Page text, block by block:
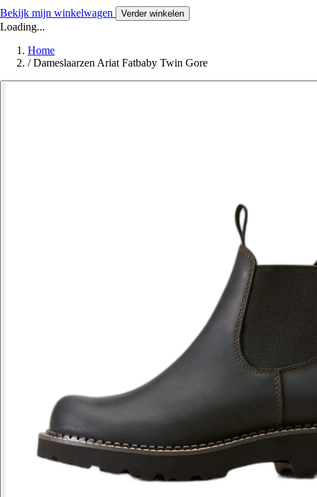
Bekijk mijn winkelwagen Verder winkelen
Loading...
Home
/ Dameslaarzen Ariat Fatbaby Twin Gore